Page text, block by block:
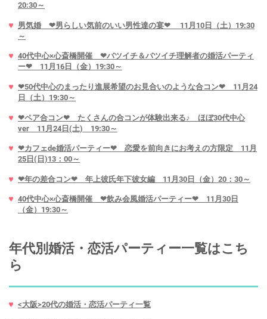
20:30～
男気婚 ❤男らしい気前のいい男性達の宴❤ 11月10日（土）19:30
～
40代中心×心斎橋開催 ❤バツイチ＆バツイチ理解者の婚活パーティ
ー❤ 11月16日（金）19:30～
❤50代中心のまったり進展希望のお見合いのような合コン❤ 11月24
日（土）19:30～
❤ペア合コン❤ たくさんの合コンが体験出来る♪ ほぼ30代中心
ver 11月24日(土) 19:30～
❤カフェde婚活パーティー❤ 恋愛を前向きにお考えの方限定 11月
25日(日)13：00～
❤年の差合コン❤ 年上彼氏年下彼女編 11月30日（金）20：30～
40代中心×心斎橋開催 ❤飲み会風婚活パーティー❤ 11月30日
（金）19:30～
年代別婚活・恋活パーティー一覧はこち
ら
<大阪>20代の婚活・恋活パーティ一覧